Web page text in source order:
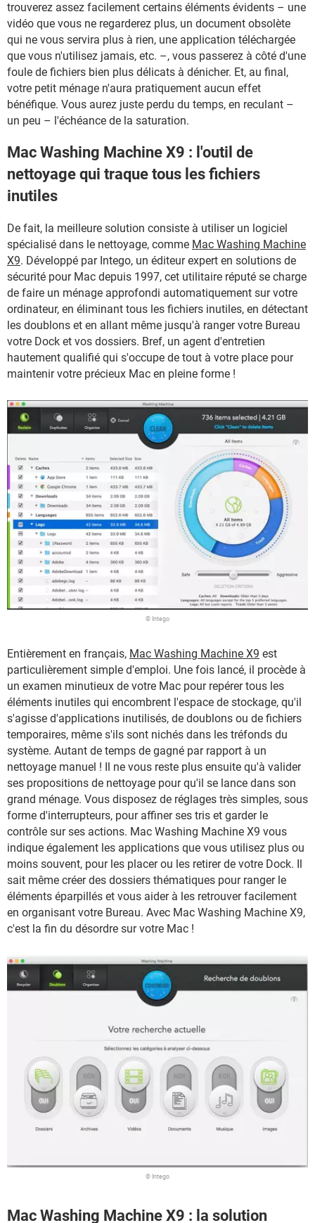
trouverez assez facilement certains éléments évidents – une
vidéo que vous ne regarderez plus, un document obsolète
qui ne vous servira plus à rien, une application téléchargée
que vous n'utilisez jamais, etc. –, vous passerez à côté d'une
foule de fichiers bien plus délicats à dénicher. Et, au final,
votre petit ménage n'aura pratiquement aucun effet
bénéfique. Vous aurez juste perdu du temps, en reculant –
un peu – l'échéance de la saturation.
Mac Washing Machine X9 : l'outil de
nettoyage qui traque tous les fichiers
inutiles
De fait, la meilleure solution consiste à utiliser un logiciel
spécialisé dans le nettoyage, comme Mac Washing Machine
X9. Développé par Intego, un éditeur expert en solutions de
sécurité pour Mac depuis 1997, cet utilitaire réputé se charge
de faire un ménage approfondi automatiquement sur votre
ordinateur, en éliminant tous les fichiers inutiles, en détectant
les doublons et en allant même jusqu'à ranger votre Bureau
votre Dock et vos dossiers. Bref, un agent d'entretien
hautement qualifié qui s'occupe de tout à votre place pour
maintenir votre précieux Mac en pleine forme !
© Intego
Entièrement en français, Mac Washing Machine X9 est
particulièrement simple d'emploi. Une fois lancé, il procède à
un examen minutieux de votre Mac pour repérer tous les
éléments inutiles qui encombrent l'espace de stockage, qu'il
s'agisse d'applications inutilisés, de doublons ou de fichiers
temporaires, même s'ils sont nichés dans les tréfonds du
système. Autant de temps de gagné par rapport à un
nettoyage manuel ! Il ne vous reste plus ensuite qu'à valider
ses propositions de nettoyage pour qu'il se lance dans son
grand ménage. Vous disposez de réglages très simples, sous
forme d'interrupteurs, pour affiner ses tris et garder le
contrôle sur ses actions. Mac Washing Machine X9 vous
indique également les applications que vous utilisez plus ou
moins souvent, pour les placer ou les retirer de votre Dock. Il
sait même créer des dossiers thématiques pour ranger le
éléments éparpillés et vous aider à les retrouver facilement
en organisant votre Bureau. Avec Mac Washing Machine X9,
c'est la fin du désordre sur votre Mac !
© Intego
Mac Washing Machine X9 : la solution